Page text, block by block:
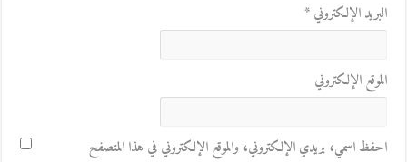
البريد الإلكتروني*
الموقع الإلكتروني
احفظ اسمي، بريدي الإلكتروني، والموقع الإلكتروني في هذا المتصفح